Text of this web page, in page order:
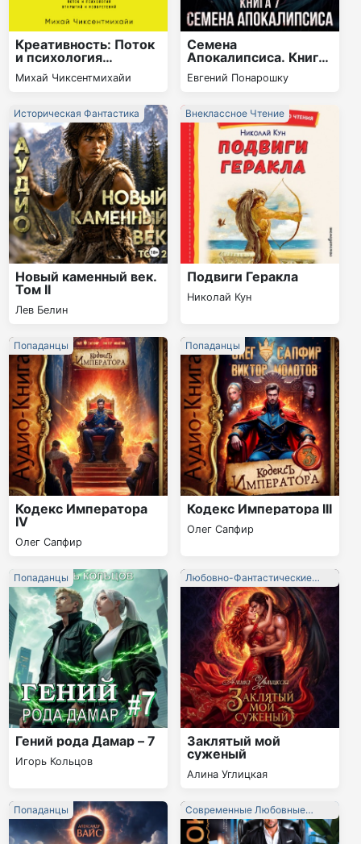
Креативность: Поток
и психология
открытий и
изобретений
Михай Чиксентмихайи
Семена
Апокалипсиса. Книга
7
Евгений Понарошку
Новый каменный век.
Том II
Лев Белин
Историческая Фантастика
Подвиги Геракла
Николай Кун
Внеклассное Чтение
Кодекс Императора
IV
Олег Сапфир
Попаданцы
Кодекс Императора III
Олег Сапфир
Попаданцы
Гений рода Дамар – 7
Игорь Кольцов
Попаданцы
Заклятый мой
суженый
Алина Углицкая
Любовно-Фантастические
Романы
Попаданцы
Современные Любовные
Романы